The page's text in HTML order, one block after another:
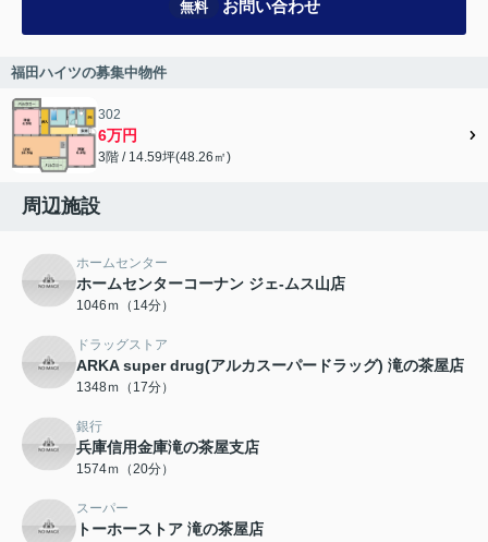
無料 お問い合わせ
福田ハイツの募集中物件
302
6万円
3階 / 14.59坪(48.26㎡)
周辺施設
ホームセンター
ホームセンターコーナン ジェ-ムス山店
1046ｍ（14分）
ドラッグストア
ARKA super drug(アルカスーパードラッグ) 滝の茶屋店
1348ｍ（17分）
銀行
兵庫信用金庫滝の茶屋支店
1574ｍ（20分）
スーパー
トーホーストア 滝の茶屋店